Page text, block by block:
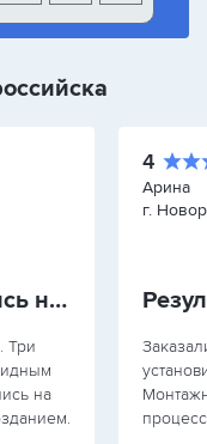
Сроки доставки затянулись на неделю
Три
на
4
Арина
г.